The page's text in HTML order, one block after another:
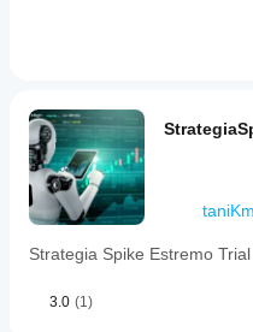
Strategia Spike Estremo
3.0 (1)